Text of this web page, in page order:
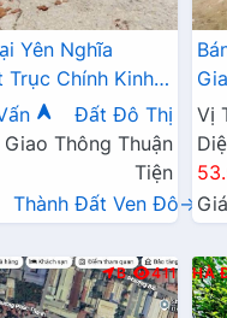
Yên Nghĩa
Chính Kinh
Mai Lĩnh Mở Rộng
Đất Đô Thị
Thông Thuận
Tiện
Thành Đất Ven Đô→
Vị
B 411 HÀ